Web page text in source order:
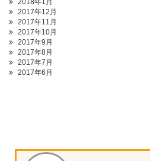
2018年1月
2017年12月
2017年11月
2017年10月
2017年9月
2017年8月
2017年7月
2017年6月